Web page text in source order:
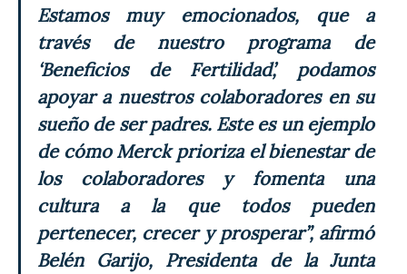
Estamos muy emocionados, que a
través de nuestro programa de
‘Beneficios de Fertilidad’, podamos
apoyar a nuestros colaboradores en su
sueño de ser padres. Este es un ejemplo
de cómo Merck prioriza el bienestar de
los colaboradores y fomenta una
cultura a la que todos pueden
pertenecer, crecer y prosperar”, afirmó
Belén Garijo, Presidenta de la Junta